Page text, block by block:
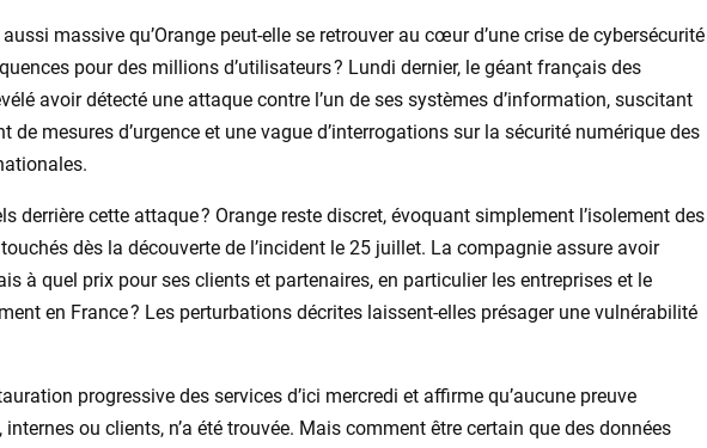
massive qu’Orange peut-elle se retrouver au cœur d’une crise de cybersécurité
pour des millions d’utilisateurs ? Lundi dernier, le géant français des
avoir détecté une attaque contre l’un de ses systèmes d’information, suscitant
de mesures d’urgence et une vague d’interrogations sur la sécurité numérique des
derrière cette attaque ? Orange reste discret, évoquant simplement l’isolement des
dès la découverte de l’incident le 25 juillet. La compagnie assure avoir
à quel prix pour ses clients et partenaires, en particulier les entreprises et le
en France ? Les perturbations décrites laissent-elles présager une vulnérabilité
progressive des services d’ici mercredi et affirme qu’aucune preuve
internes ou clients, n’a été trouvée. Mais comment être certain que des données